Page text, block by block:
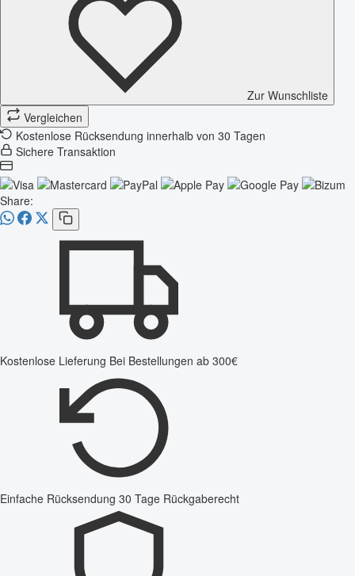
Zur Wunschliste
Vergleichen
Kostenlose Rücksendung innerhalb von 30 Tagen
Sichere Transaktion
Share:
Kostenlose Lieferung Bei Bestellungen ab 300€
Einfache Rücksendung 30 Tage Rückgaberecht